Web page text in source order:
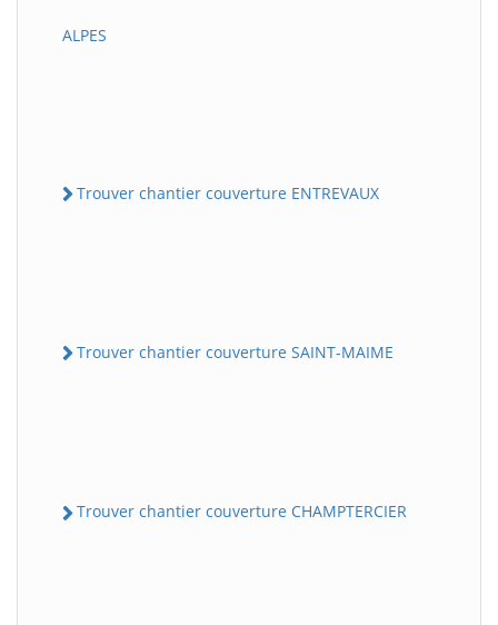
ALPES
Trouver chantier couverture ENTREVAUX
Trouver chantier couverture SAINT-MAIME
Trouver chantier couverture CHAMPTERCIER